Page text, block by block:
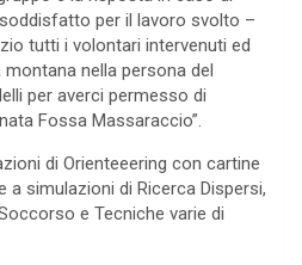
per il lavoro svolto –
tutti i volontari intervenuti ed
nella persona del
per averci permesso di
Fossa Massaraccio”.
di Orienteeering con cartine
a simulazioni di Ricerca Dispersi,
e Tecniche varie di